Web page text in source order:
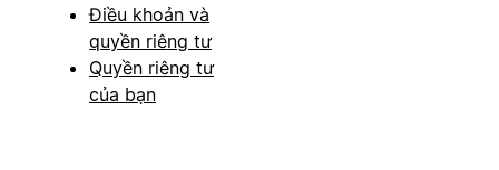
Điều khoản và
quyền riêng tư
Quyền riêng tư
của bạn